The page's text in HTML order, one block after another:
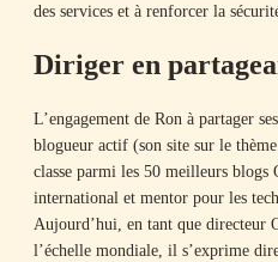
des services et à renforcer la
Diriger en
L’engagement de Ron à partager
blogueur actif (son site sur le
classe parmi les 50 meilleurs blogs
international et mentor pour les
Aujourd’hui, en tant que directeur
l’échelle mondiale, il s’exprime